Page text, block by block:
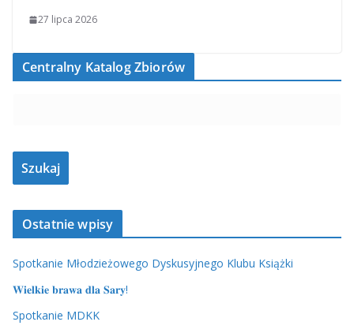
27 lipca 2026
Centralny Katalog Zbiorów
Ostatnie wpisy
Spotkanie Młodzieżowego Dyskusyjnego Klubu Książki
𝐖𝐢𝐞𝐥𝐤𝐢𝐞 𝐛𝐫𝐚𝐰𝐚 𝐝𝐥𝐚 𝐒𝐚𝐫𝐲!
Spotkanie MDKK